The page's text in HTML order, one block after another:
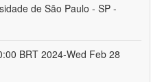
de São Paulo - SP -
BRT 2024-Wed Feb 28